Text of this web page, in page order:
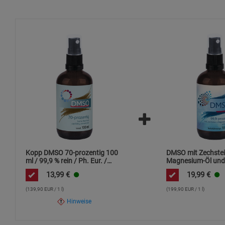
Verpackungsmaterialien sollten recycelt oder
Kopp DMSO 70-prozentig 100
ml / 99,9 % rein / Ph. Eur. /
Sprühflasche
13,99 €
(139,90 EUR / 1 l)
Hinweise
DMSO mit
Magnesium-Öl
Spray
19,99 €
(199,90 EUR / 1 l)